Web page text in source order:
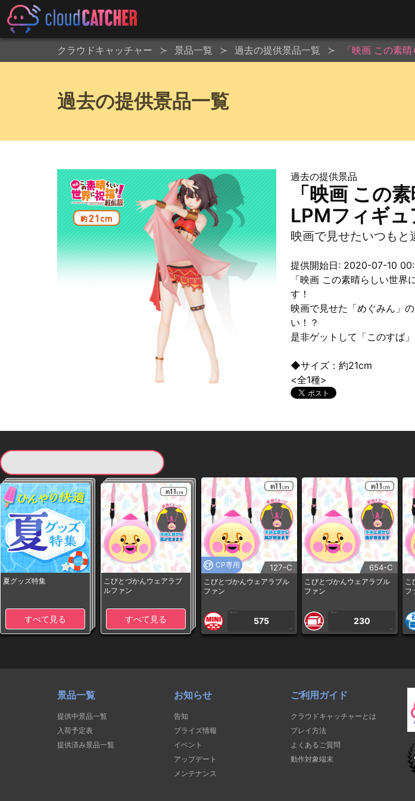
クラウドキャッチャー 景品一覧 過去の提供景品一覧 「映画 この素
過去の提供景品一覧
過去の提供景品
「映画 この
LPMフィギュ
映画で見せたいつもと
提供開始日: 2020-07-10
「映画 この素晴らしい世
す！
映画で見せた「めぐみん」
い！？
是非ゲットして「このすば
◆サイズ：約21cm
<全1種>
夏グッズ特集
すべて見る
こびとづかんウェアラブ
ルファン
すべて見る
CP専用 127-C
こびとづかんウェアラブル
ファン
1PLAY
575
CP
654-C
こびとづかんウェアラブル
ファン
1PLAY
230
CP
こ
フ
景品一覧
提供中景品一覧
入荷予定表
提供済み景品一覧
お知らせ
告知
プライズ情報
イベント
アップデート
メンテナンス
ご利用ガイド
クラウドキャッチャーとは
プレイ方法
よくあるご質問
動作対象端末